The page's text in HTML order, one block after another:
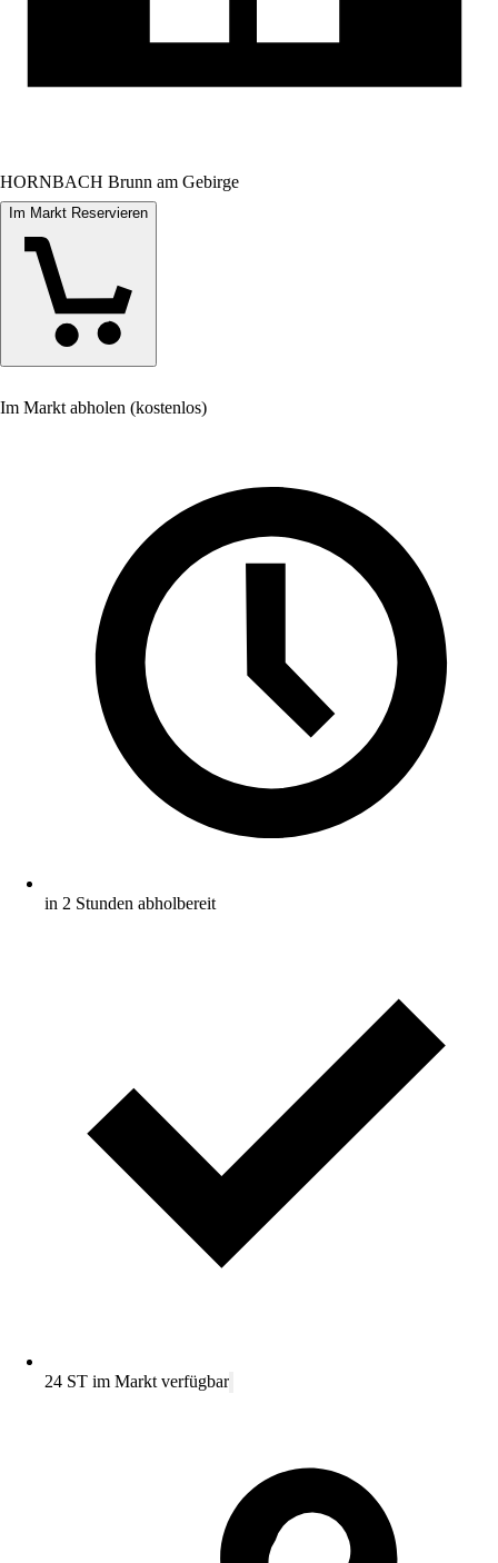
HORNBACH Brunn am Gebirge
Im Markt Reservieren
Im Markt abholen (kostenlos)
in 2 Stunden abholbereit
24 ST im Markt verfügbar